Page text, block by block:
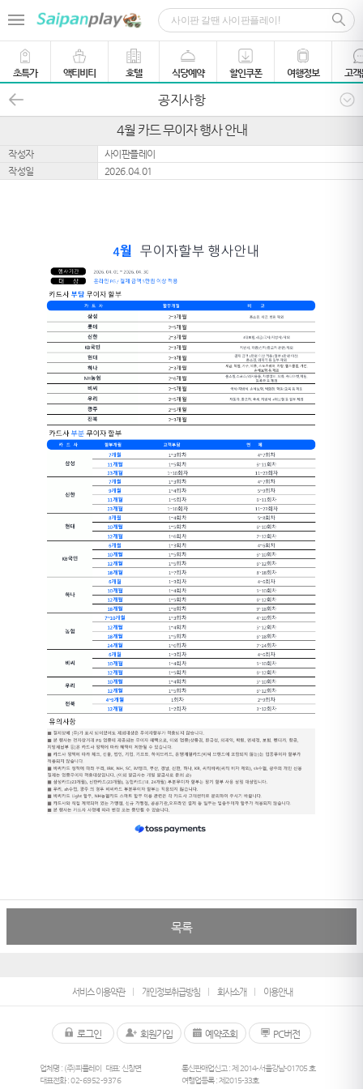
초특가 액티비티 호텔 식당예약 할인쿠폰 여행정보 고객
공지사항
4월 카드 무이자 행사 안내
작성자
사이판플레이
작성일
2026.04.01
목록
서비스 이용약관 개인정보취급방침 회사소개 이용안내
로그인 회원가입 예약조회 PC버전
업체명 : (주)피플레이
대표: 신창면
대표전화 :02-6952-9376
통신판매업신고 : 제 2014-서울강남-01705 호
여행업등록 : 제2015-33호